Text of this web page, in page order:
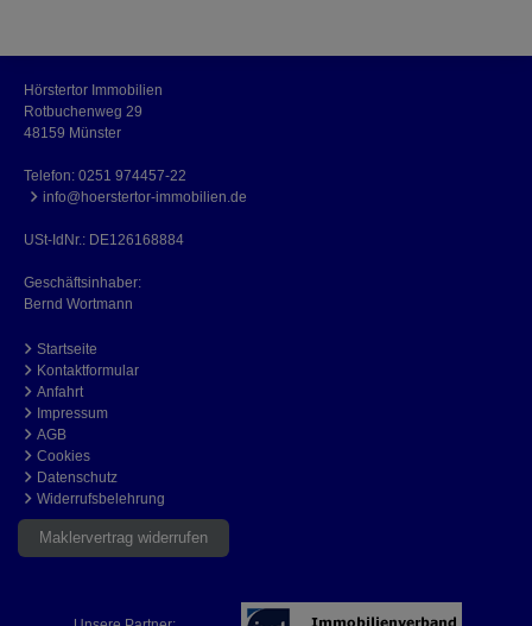
Hörstertor Immobilien
Rotbuchenweg 29
48159 Münster
Telefon: 0251 974457-22
info@hoerstertor-immobilien.de
USt-IdNr.: DE126168884
Geschäftsinhaber:
Bernd Wortmann
Startseite
Kontaktformular
Anfahrt
Impressum
AGB
Cookies
Datenschutz
Widerrufsbelehrung
Maklervertrag widerrufen